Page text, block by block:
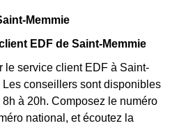
Memmie
EDF de Saint-Memmie
le service client EDF à Saint-
Les conseillers sont disponibles
à 20h. Composez le numéro
national, et écoutez la